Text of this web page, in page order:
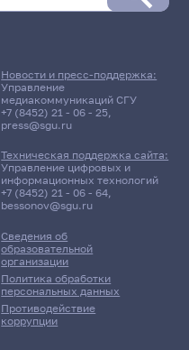
Сведения об
образовательной
организации
Политика обработки
персональных данных
Противодействие
коррупции
Новости и пресс-поддержка:
Управление
медиакоммуникаций СГУ
+7 (8452) 21 - 06 - 25,
press@sgu.ru
Техническая поддержка сайта:
Управление цифровых и
информационных технологий
+7 (8452) 21 - 06 - 64,
bessonov@sgu.ru